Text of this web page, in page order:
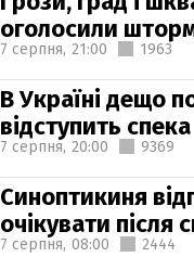
оголосили
7 серпня, 21:00 1963
В Україні дещо
відступить спека
7 серпня, 20:00 9369
Синоптикиня
очікувати після
7 серпня, 08:00 2444